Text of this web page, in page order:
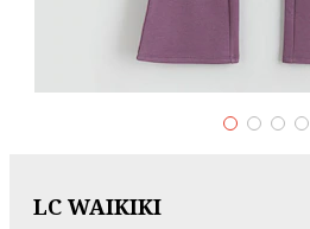
LC WAIKIKI